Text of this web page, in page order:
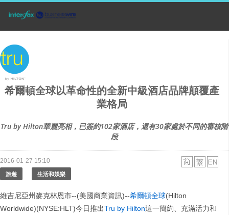
希爾頓全球以革命性的全新中級酒店品牌顛覆產
業格局
Tru by Hilton華麗亮相，已簽約102家酒店，還有30家處於不同的審核階
段
2016-01-27 15:10
旅遊 生活和娛樂
維吉尼亞州麥克林恩市--(美國商業資訊)--希爾頓全球(Hilton
Worldwide)(NYSE:HLT)今日推出Tru by Hilton這一簡約、充滿活力和